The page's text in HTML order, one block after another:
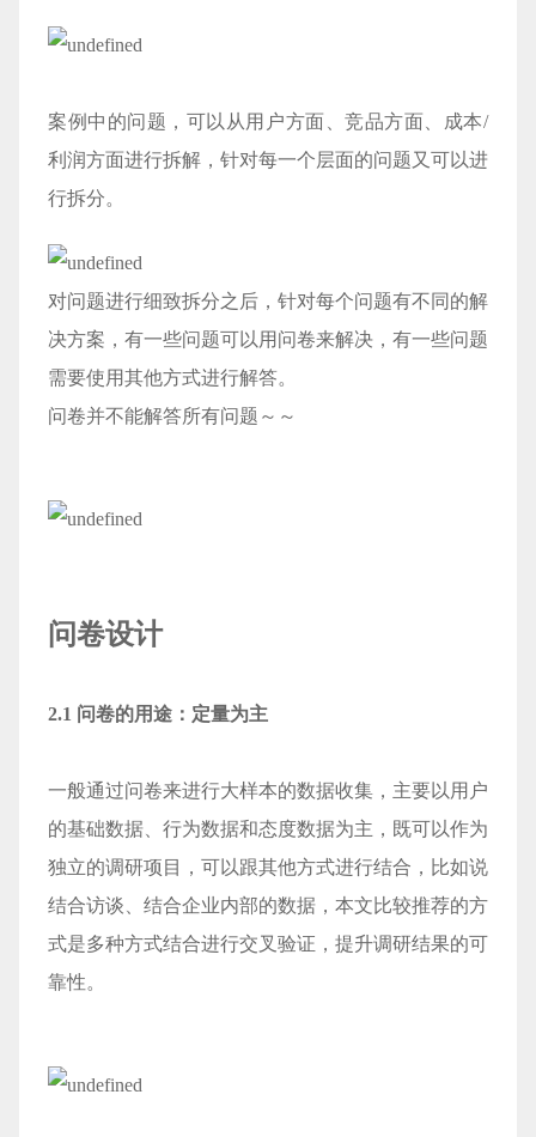
案例中的问题，可以从用户方面、竞品方面、成本/
利润方面进行拆解，针对每一个层面的问题又可以进
行拆分。
对问题进行细致拆分之后，针对每个问题有不同的解
决方案，有一些问题可以用问卷来解决，有一些问题
需要使用其他方式进行解答。
问卷并不能解答所有问题～～
问卷设计
2.1 问卷的用途：定量为主
一般通过问卷来进行大样本的数据收集，主要以用户
的基础数据、行为数据和态度数据为主，既可以作为
独立的调研项目，可以跟其他方式进行结合，比如说
结合访谈、结合企业内部的数据，本文比较推荐的方
式是多种方式结合进行交叉验证，提升调研结果的可
靠性。